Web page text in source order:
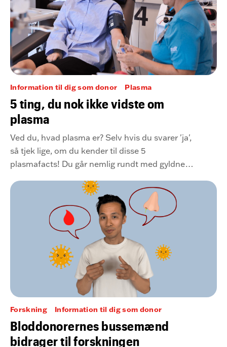
Information til dig som donor Plasma
5 ting, du nok ikke vidste om
plasma
Ved du, hvad plasma er? Selv hvis du svarer 'ja',
så tjek lige, om du kender til disse 5
plasmafacts! Du går nemlig rundt med gyldne
ændre livet for andre.
Forskning Information til dig som donor
Bloddonorernes bussemænd
bidrager til forskningen